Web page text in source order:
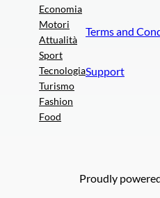
Economia
Motori
Attualità
Sport
Tecnologia
Turismo
Fashion
Food
Terms and
Support
Proudly